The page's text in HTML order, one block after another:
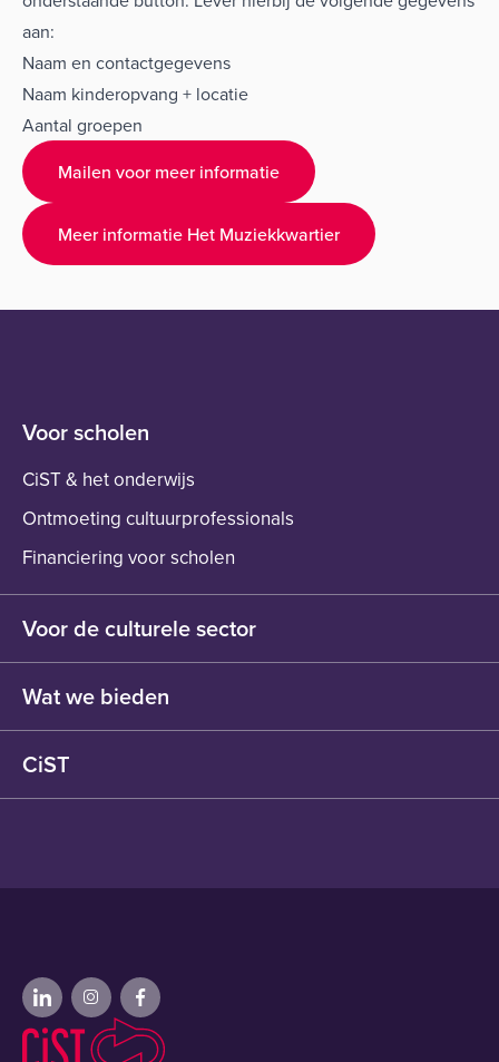
aan:
Naam en contactgegevens
Naam kinderopvang + locatie
Aantal groepen
Mailen voor meer informatie
Meer informatie Het Muziekkwartier
Voor scholen
CiST & het onderwijs
Ontmoeting cultuurprofessionals
Financiering voor scholen
Voor de culturele sector
Wat we bieden
CiST
Wie we zijn
Agenda
Vacatures